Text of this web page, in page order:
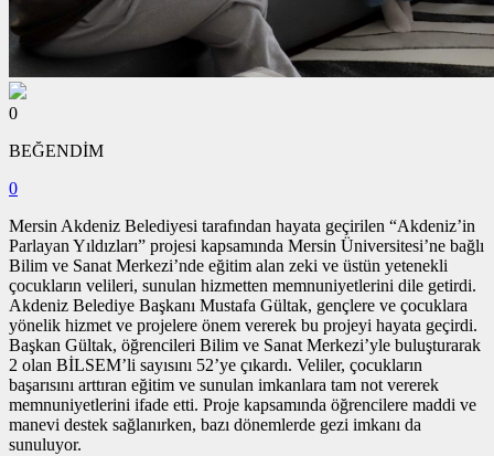
0
BEĞENDİM
0
Mersin Akdeniz Belediyesi tarafından hayata geçirilen “Akdeniz’in
Parlayan Yıldızları” projesi kapsamında Mersin Üniversitesi’ne bağlı
Bilim ve Sanat Merkezi’nde eğitim alan zeki ve üstün yetenekli
çocukların velileri, sunulan hizmetten memnuniyetlerini dile getirdi.
Akdeniz Belediye Başkanı Mustafa Gültak, gençlere ve çocuklara
yönelik hizmet ve projelere önem vererek bu projeyi hayata geçirdi.
Başkan Gültak, öğrencileri Bilim ve Sanat Merkezi’yle buluşturarak
2 olan BİLSEM’li sayısını 52’ye çıkardı. Veliler, çocukların
başarısını arttıran eğitim ve sunulan imkanlara tam not vererek
memnuniyetlerini ifade etti. Proje kapsamında öğrencilere maddi ve
manevi destek sağlanırken, bazı dönemlerde gezi imkanı da
sunuluyor.